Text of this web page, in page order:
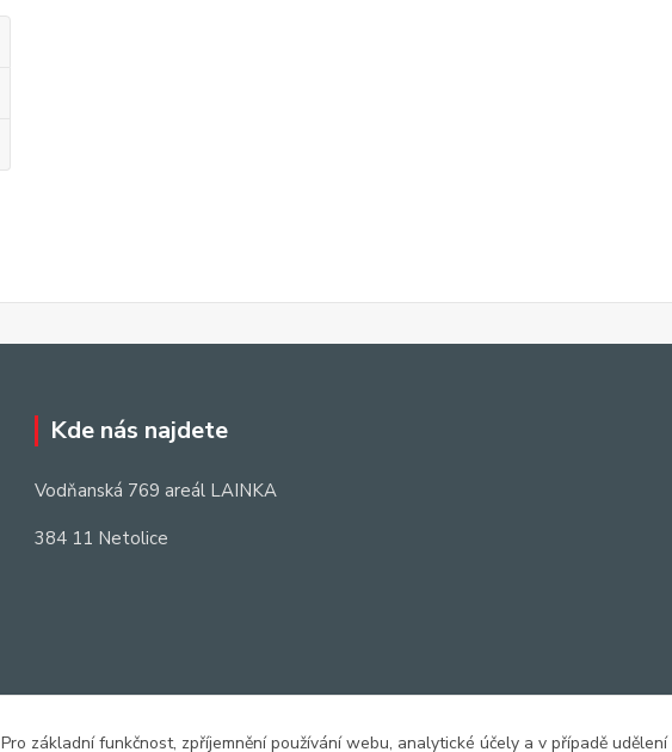
Kde nás najdete
Vodňanská 769 areál LAINKA
384 11 Netolice
Pro základní funkčnost, zpříjemnění používání webu, analytické účely a v případě